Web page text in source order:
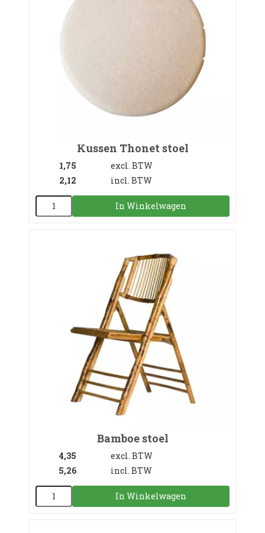
Kussen Thonet stoel
1,75
excl. BTW
2,12
incl. BTW
In Winkelwagen
Bamboe stoel
4,35
excl. BTW
5,26
incl. BTW
In Winkelwagen